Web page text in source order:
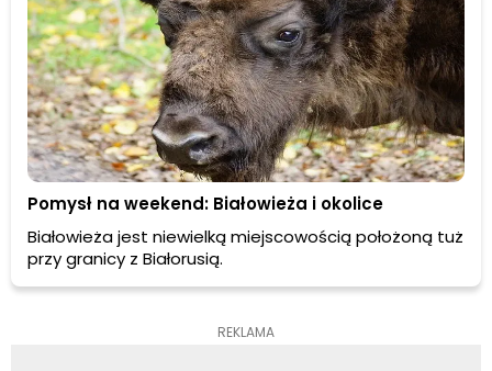
Pomysł na weekend: Białowieża i okolice
Białowieża jest niewielką miejscowością położoną tuż
przy granicy z Białorusią.
REKLAMA